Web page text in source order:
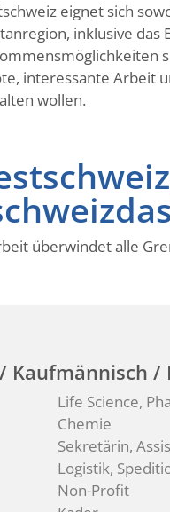
eignet sich
inklusive das
interessante Arbeit
wollen.
überwindet alle
Kaufmännisch /
Life Science,
Chemie
Sekretärin,
Logistik,
Non-Profit